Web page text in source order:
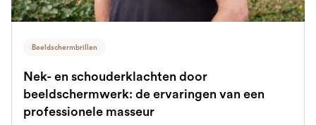
Beeldschermbrillen
Nek- en schouderklachten door
beeldschermwerk: de ervaringen van een
professionele masseur